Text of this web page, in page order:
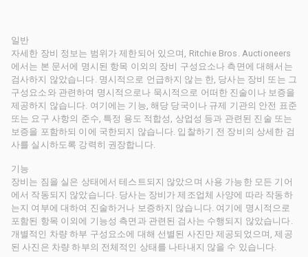
일반
자세한 장비 정보는 범위가 제한되어 있으며, Ritchie Bros. Auctioneers
에서는 본 문서에 명시된 항목 이외의 장비 구성요소나 측면에 대해서는
검사하지 않았습니다. 명시적으로 언급하지 않는 한, 당사는 장비 또는 그
구성요소와 관련하여 명시적으로나 묵시적으로 어떠한 진술이나 보증을
제공하지 않습니다. 여기에는 기능, 해당 당국이나 규제 기관의 안전 표준
또는 요구 사항의 준수, 특정 용도 적합성, 상업성 등과 관련된 진술 또는
보증을 포함하되 이에 국한되지 않습니다. 입찰하기 전 장비의 상세한 검
사를 실시하도록 강력히 권장합니다.
기능
장비는 짐을 실은 상태에서 테스트되지 않았으며 사용 가능한 모든 기어
에서 작동되지 않았습니다. 당사는 장비가 제조업체 사양에 따라 작동하
는지 여부에 대하여 진술하거나 보증하지 않습니다. 여기에 명시적으로
포함된 항목 이외에 기능성 측면과 관련된 검사는 수행되지 않았습니다.
개별적인 차량 하부 구성요소에 대해 선별된 사진만 제공되었으며, 제공
된 사진은 차량 하부의 전체적인 상태를 나타내지 않을 수 있습니다.